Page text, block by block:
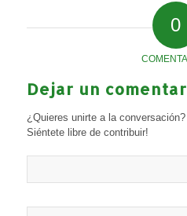
0
Dejar un
¿Quieres unirte a la conversación?
Siéntete libre de contribuir!